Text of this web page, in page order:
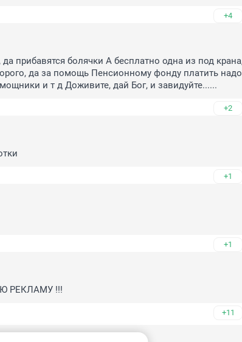
+4
прибавятся болячки А бесплатно одна из под
да за помощь Пенсионному фонду платить
и т д Доживите, дай Бог, и завидуйте......
+2
+1
+1
РЕКЛАМУ !!!
+11